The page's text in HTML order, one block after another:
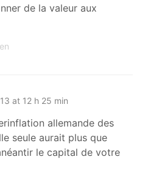
de la valeur aux
at 12 h 25 min
allemande des
seule aurait plus que
le capital de votre